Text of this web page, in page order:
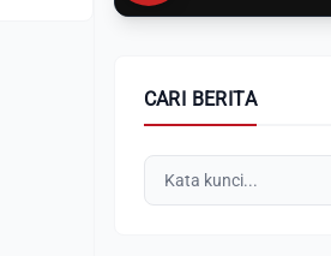
CARI BERITA